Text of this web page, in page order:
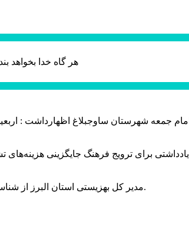
هر گاه خدا بخواهد
یادداشتی برای ترویج فرهنگ جایگزینی
مدیر کل بهزیستی استان البرز از شناسایی ۲ هزار و ۴۰۰ کودک دارای اختلالات بینایی در این استان خبر داد.